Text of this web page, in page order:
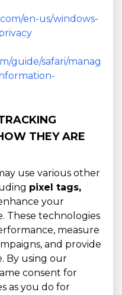
en-us/windows-
guide/safari/manag
THEY ARE
use various other
pixel tags,
your
These technologies
measure
and provide
By using our
consent for
as you do for